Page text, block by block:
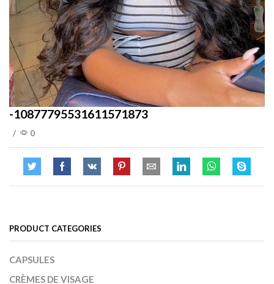
-10877795531611571873
/ 0
PRODUCT CATEGORIES
CAPSULES
CRÈMES DE VISAGE